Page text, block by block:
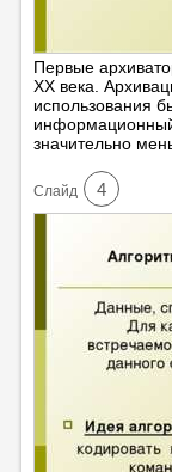
Первые
XX века.
использования
значительно
Cлайд 4